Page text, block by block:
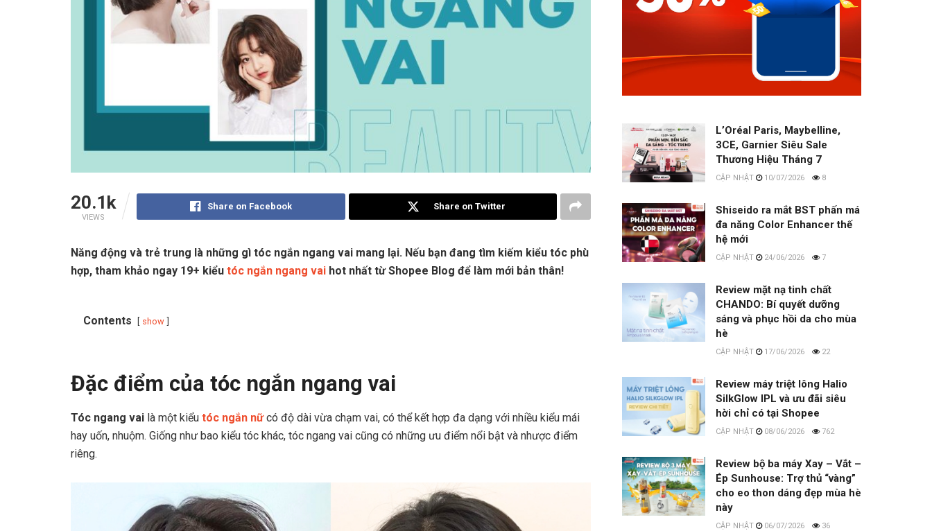
20.1k
VIEWS
Share on Facebook Share on Twitter
Năng động và trẻ trung là những gì tóc ngắn ngang vai mang lại. Nếu bạn đang tìm kiếm kiểu tóc phù
hợp, tham khảo ngay 19+ kiểu tóc ngắn ngang vai hot nhất từ Shopee Blog để làm mới bản thân!
Contents show
Đặc điểm của tóc ngắn ngang vai
Tóc ngang vai là một kiểu tóc ngắn nữcó độ dài vừa chạm vai, có thể kết hợp đa dạng với nhiều kiểu mái
hay uốn, nhuộm. Giống như bao kiểu tóc khác, tóc ngang vai cũng có những ưu điểm nổi bật và nhược điểm
riêng.
L’Oréal Paris, Maybelline,
3CE, Garnier Siêu Sale
Thương Hiệu Tháng 7
10/07/2026 8
Shiseido ra mắt BST phấn má
đa năng Color Enhancer thế
hệ mới
24/06/2026 7
Review mặt nạ tinh chất
CHANDO: Bí quyết dưỡng
sáng và phục hồi da cho mùa
hè
17/06/2026 22
Review máy triệt lông Halio
SilkGlow IPL và ưu đãi siêu
hời chỉ có tại Shopee
08/06/2026 762
Review bộ ba máy Xay – Vắt –
Ép Sunhouse: Trợ thủ “vàng”
cho eo thon dáng đẹp mùa hè
này
06/07/2026 36